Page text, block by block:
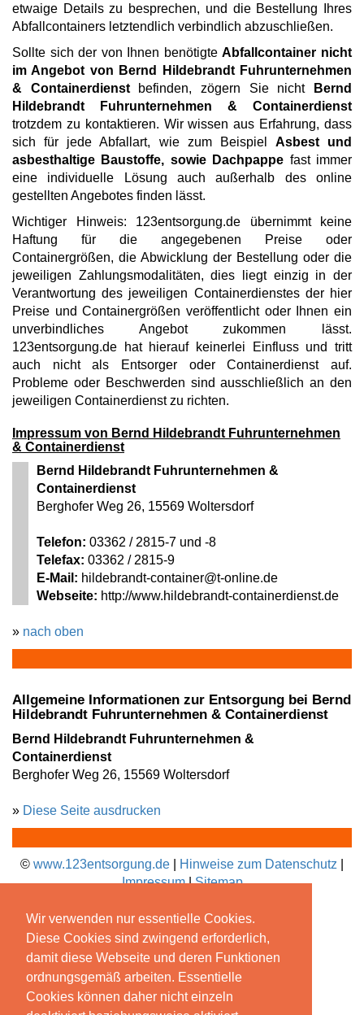
Wir verwenden nur essentielle Cookies.
Diese Cookies sind zwingend erforderlich,
damit diese Webseite und deren Funktionen
ordnungsgemäß arbeiten. Essentielle
Cookies können daher nicht einzeln
etwaige Details zu besprechen, und die Bestellung Ihres
Abfallcontainers letztendlich verbindlich abzuschließen.
Sollte sich der von Ihnen benötigteAbfallcontainer nicht
im Angebot von Bernd Hildebrandt Fuhrunternehmen
& Containerdienstbefinden, zögern Sie nicht
Bernd
Hildebrandt Fuhrunternehmen & Containerdienst
trotzdem zu kontaktieren. Wir wissen aus Erfahrung, dass
sich für jede Abfallart, wie zum Beispiel Asbest und
asbesthaltige Baustoffe, sowie Dachpappe fast immer
eine individuelle Lösung auch außerhalb des online
gestellten Angebotes finden lässt.
Wichtiger Hinweis: 123entsorgung.de übernimmt keine
Haftung für die angegebenen Preise oder
Containergrößen, die Abwicklung der Bestellung oder die
jeweiligen Zahlungsmodalitäten, dies liegt einzig in der
Verantwortung des jeweiligen Containerdienstes der hier
Preise und Containergrößen veröffentlicht oder Ihnen ein
unverbindliches Angebot zukommen lässt.
123entsorgung.de hat hierauf keinerlei Einfluss und tritt
auch nicht als Entsorger oder Containerdienst auf.
Probleme oder Beschwerden sind ausschließlich an den
jeweiligen Containerdienst zu richten.
Impressum von Bernd Hildebrandt Fuhrunternehmen
& Containerdienst
Bernd Hildebrandt Fuhrunternehmen &
Containerdienst
Berghofer Weg 26, 15569 Woltersdorf
Telefon: 03362 / 2815-7 und -8
Telefax: 03362 / 2815-9
E-Mail: hildebrandt-container@t-online.de
Webseite: http://www.hildebrandt-containerdienst.de
» nach oben
Allgemeine Informationen zur Entsorgung bei Bernd
Hildebrandt Fuhrunternehmen & Containerdienst
Bernd Hildebrandt Fuhrunternehmen &
Containerdienst
Berghofer Weg 26, 15569 Woltersdorf
» Diese Seite ausdrucken
© www.123entsorgung.de Hinweise zum Datenschutz
Impressum|Sitemap